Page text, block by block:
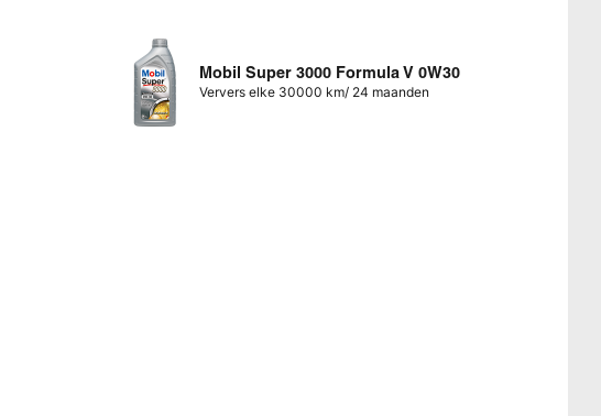
Mobil Super 3000 Formula V 0W30
Ververs elke 30000 km/ 24 maanden